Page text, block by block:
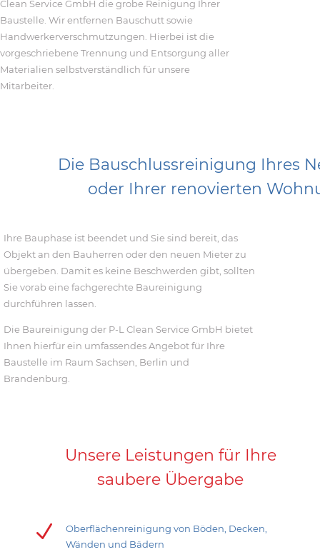
Clean Service GmbH die grobe Reinigung Ihrer
Baustelle. Wir entfernen Bauschutt sowie
Handwerkerverschmutzungen. Hierbei ist die
vorgeschriebene Trennung und Entsorgung aller
Materialien selbstverständlich für unsere
Mitarbeiter.
Die Bauschlussreinigung Ihres
oder Ihrer renovierten
Ihre Bauphase ist beendet und Sie sind bereit, das
Objekt an den Bauherren oder den neuen Mieter zu
übergeben. Damit es keine Beschwerden gibt, sollten
Sie vorab eine fachgerechte Baureinigung
durchführen lassen.
Die Baureinigung der P-L Clean Service GmbH bietet
Ihnen hierfür ein umfassendes Angebot für Ihre
Baustelle im Raum Sachsen, Berlin und
Brandenburg.
Unsere Leistungen für Ihre
saubere Übergabe
N
Oberflächenreinigung von Böden, Decken,
Wänden und Bädern